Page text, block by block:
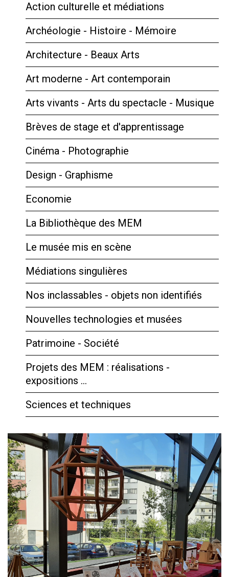
Action culturelle et médiations
Archéologie - Histoire - Mémoire
Architecture - Beaux Arts
Art moderne - Art contemporain
Arts vivants - Arts du spectacle - Musique
Brèves de stage et d'apprentissage
Cinéma - Photographie
Design - Graphisme
Economie
La Bibliothèque des MEM
Le musée mis en scène
Médiations singulières
Nos inclassables - objets non identifiés
Nouvelles technologies et musées
Patrimoine - Société
Projets des MEM : réalisations -
expositions …
Sciences et techniques